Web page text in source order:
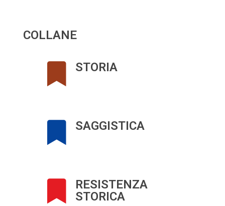
COLLANE
STORIA
SAGGISTICA
RESISTENZA
STORICA